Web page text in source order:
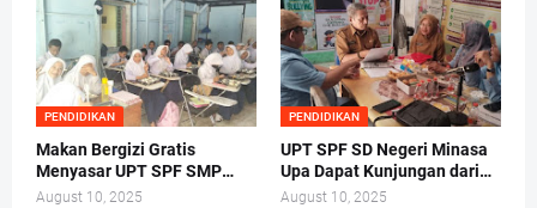
PENDIDIKAN
Makan Bergizi Gratis
Menyasar UPT SPF SMP
Negeri 40 Makassar
August 10, 2025
PENDIDIKAN
UPT SPF SD Negeri Minasa
Upa Dapat Kunjungan dari
Tim Lembaga Administrasi
August 10, 2025